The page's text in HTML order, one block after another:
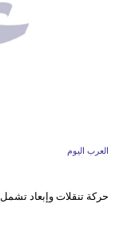
العرب اليوم
حركة تنقلات وإبعاد تشمل 182 شرطيًا وضابطًا في اسطنبول وكرك قلعة